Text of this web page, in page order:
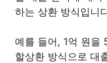
하는 상환 방식입니
예를 들어, 1억 원을
할상환 방식으로 대